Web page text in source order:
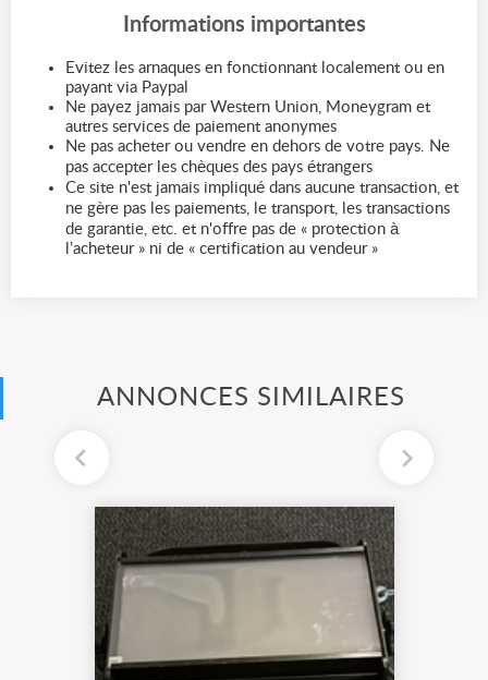
Informations importantes
Evitez les arnaques en fonctionnant localement ou en
payant via Paypal
Ne payez jamais par Western Union, Moneygram et
autres services de paiement anonymes
Ne pas acheter ou vendre en dehors de votre pays. Ne
pas accepter les chèques des pays étrangers
Ce site n'est jamais impliqué dans aucune transaction, et
ne gère pas les paiements, le transport, les transactions
de garantie, etc. et n'offre pas de « protection à
l’acheteur » ni de « certification au vendeur »
ANNONCES SIMILAIRES